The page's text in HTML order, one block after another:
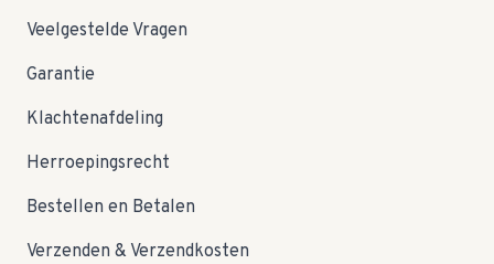
Veelgestelde Vragen
Garantie
Klachtenafdeling
Herroepingsrecht
Bestellen en Betalen
Verzenden & Verzendkosten